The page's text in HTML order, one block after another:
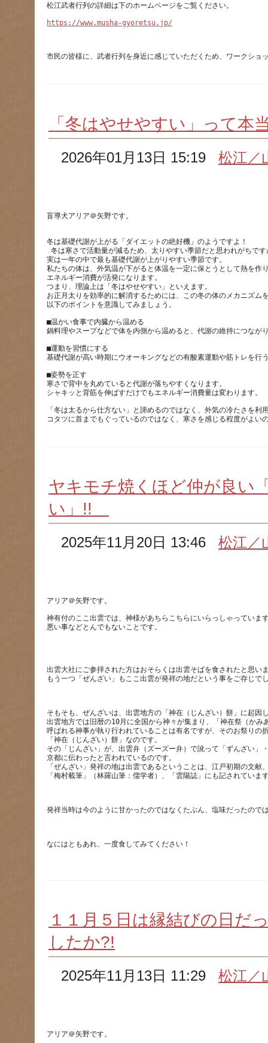
https://www.musha-gyoretsu.jp/
市民の皆様に、武者行列を身近に感じていただくため、ワークショ
「冬はやせやすい」って本
2026年01月13日 15:19松江／
盲導犬アリア＠矢野です。
冬は基礎代謝が上がる「ダイエットの絶好機」のようですよ！
冬は寒さで活動量が減るため、太りやすい季節だと思われがちです
実は一年の中で最も基礎代謝が上がりやすい季節です。
私たちの体は、外気温が下がると体温を一定に保とうとして熱を作
エネルギー消費が活発になります。
つまり、理論上は「冬はやせやすい」といえます。
お正月太りを効率的に解消するためには、この冬の体のメカニズム
以下のポイントを意識してみましょう。
■温かい食事で内臓から温める
鍋料理やスープなどで体を内側から温めると、代謝の維持につな
■運動を習慣にする
基礎代謝が高い時期にウオーキングなどの有酸素運動や筋トレを
■姿勢を正す
寒さで背中を丸めていると代謝が落ちやすくなります。
シャキッと背筋を伸ばすだけでもエネルギー消費量は変わります
「冬は太るから仕方ない」と諦めるのではなく、外気の冷たさを
コタツに首までもぐっているのではなく、寒さを感じる程度がよい
ヤキモチ焼くほど仲が良い
い」!!
2025年11月20日 13:46松江／
アリア＠矢野です。
神有付のここ出雲では、神様があちらこちらにいらっしゃっていま
出雲大社にご参拝された方はおそらくは出雲そばを食されたと思い
そもそも、ぜんざいは、出雲地方の「神在（じんざい）餅」に起因
出雲地方では旧暦の10月に全国から神々が集まり、「神在祭（かみ
呼ばれる神事が執り行われていることは有名ですが、そのお祭りの
「神在（じんざい）餅」なのです。
その「じんざい」が、出雲弁（ズーズー弁）で訛って「ずんざい」
京都に伝わったと言われているのです。
「ぜんざい」発祥の地は出雲であるということは、江戸初期の文献
１１月５日は縁結びの日だ
したか?!
2025年11月13日 11:29松江／
アリア＠矢野です。